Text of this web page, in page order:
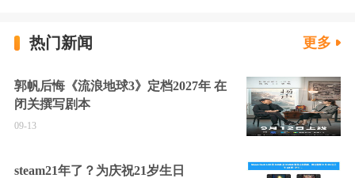
热门新闻 更多
郭帆后悔《流浪地球3》定档2027年 在
闭关撰写剧本
09-13
steam21年了？为庆祝21岁生日